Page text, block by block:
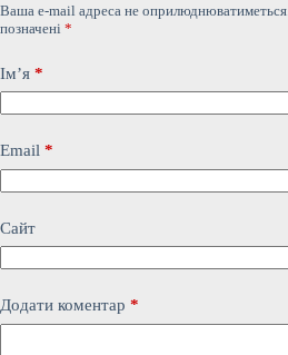
Ваша e-mail адреса не оприлюднюватиметься.
позначені *
Ім’я *
Email *
Сайт
Додати коментар *